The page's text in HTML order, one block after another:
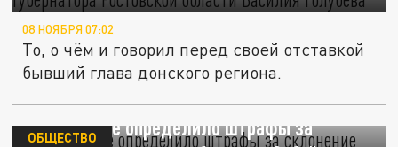
08 НОЯБРЯ 07:02
То, о чём и говорил перед своей отставкой
бывший глава донского региона.
Заксобрание определило штрафы за
ОБЩЕСТВО